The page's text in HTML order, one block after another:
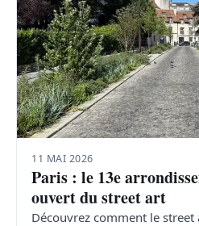
11 MAI 2026
Paris : le 13e
ouvert du street art
Découvrez comment le street